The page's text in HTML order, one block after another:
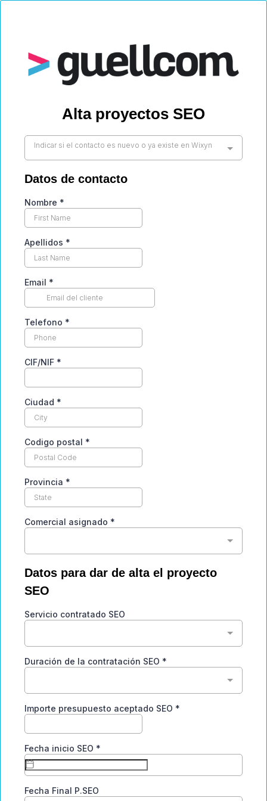
Alta proyectos SEO
Indicar si el contacto es nuevo o ya existe en Wixyn
Datos de contacto
Nombre *
Apellidos *
Email *
Telefono *
CIF/NIF *
Ciudad *
Codigo postal *
Provincia *
Comercial asignado *
Datos para dar de alta el proyecto
SEO
Servicio contratado SEO
Duración de la contratación SEO *
Importe presupuesto aceptado SEO *
Fecha inicio SEO *
Fecha Final P.SEO